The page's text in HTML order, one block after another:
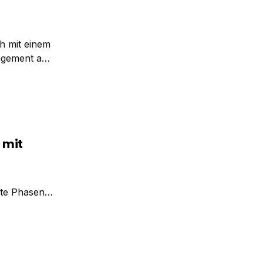
mit einem
auf
Seite.
mit
Phasen